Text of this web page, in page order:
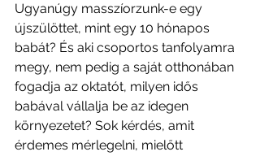
Ugyanúgy masszíorzunk-e egy
újszülöttet, mint egy 10 hónapos
babát? És aki csoportos tanfolyamra
megy, nem pedig a saját otthonában
fogadja az oktatót, milyen idős
babával vállalja be az idegen
környezetet? Sok kérdés, amit
érdemes mérlegelni, mielőtt